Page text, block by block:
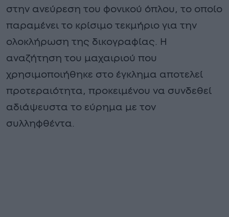
στην ανεύρεση του φονικού όπλου, το οποίο
παραμένει το κρίσιμο τεκμήριο για την
ολοκλήρωση της δικογραφίας. Η
αναζήτηση του μαχαιριού που
χρησιμοποιήθηκε στο έγκλημα αποτελεί
προτεραιότητα, προκειμένου να συνδεθεί
αδιάψευστα το εύρημα με τον
συλληφθέντα.